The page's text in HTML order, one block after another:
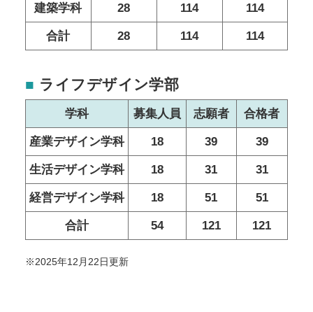
建築学科 28 114 114
合計 28 114 114
■ ライフデザイン学部
学科 募集人員 志願者 合格者
産業デザイン学科 18 39 39
生活デザイン学科 18 31 31
経営デザイン学科 18 51 51
合計 54 121 121
※2025年12月22日更新